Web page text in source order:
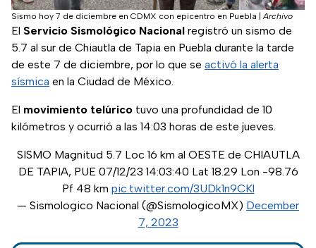
Sismo hoy 7 de diciembre en CDMX con epicentro en Puebla |Archivo
El Servicio Sismológico Nacional registró un sismo de
5.7 al sur de Chiautla de Tapia en Puebla durante la tarde
de este 7 de diciembre, por lo que se activó la alerta
sísmica en la Ciudad de México.
El movimiento telúrico tuvo una profundidad de 10
kilómetros y ocurrió a las 14:03 horas de este jueves.
SISMO Magnitud 5.7 Loc 16 km al OESTE de CHIAUTLA
DE TAPIA, PUE 07/12/23 14:03:40 Lat 18.29 Lon -98.76
Pf 48 km pic.twitter.com/3UDk1n9CKl
— Sismologico Nacional (@SismologicoMX) December
7, 2023